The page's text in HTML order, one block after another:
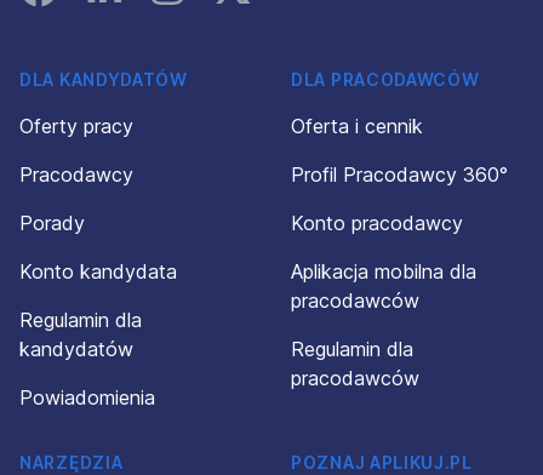
DLA KANDYDATÓW
Oferty pracy
Pracodawcy
Porady
Konto kandydata
Regulamin dla
kandydatów
Powiadomienia
DLA PRACODAWCÓW
Oferta i cennik
Profil Pracodawcy 360°
Konto pracodawcy
Aplikacja mobilna dla
pracodawców
Regulamin dla
pracodawców
NARZĘDZIA
POZNAJ APLIKUJ.PL